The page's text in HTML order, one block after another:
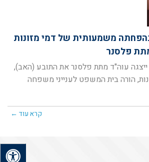
משמעותית של דמי מזונות
פלסנר
עוה"ד מתת פלסנר את התובע (האב),
הורה בית המשפט לענייני משפחה
קרא עוד ←